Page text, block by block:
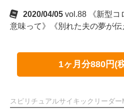
2020/04/05 vol.88 《新型コ
意味って》《別れた夫の夢が伝
1ヶ月分880円(
スピリチュアルサイキックリーダー